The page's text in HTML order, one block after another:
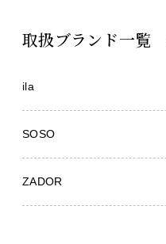
取扱ブランド一覧
ila
SOSO
ZADOR